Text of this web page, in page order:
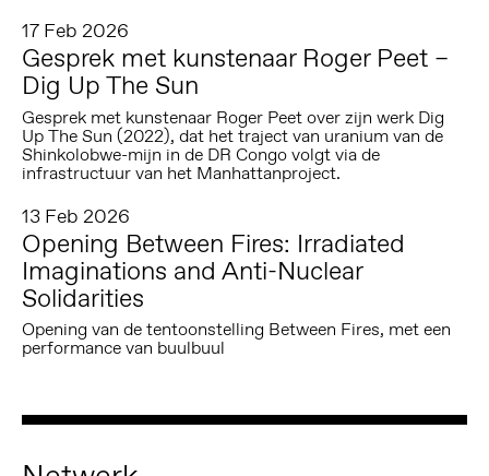
17 Feb 2026
Gesprek met kunstenaar Roger Peet –
Dig Up The Sun
Gesprek met kunstenaar Roger Peet over zijn werk Dig
Up The Sun (2022), dat het traject van uranium van de
Shinkolobwe-mijn in de DR Congo volgt via de
infrastructuur van het Manhattanproject.
13 Feb 2026
Opening Between Fires: Irradiated
Imaginations and Anti-Nuclear
Solidarities
Opening van de tentoonstelling Between Fires, met een
performance van buulbuul